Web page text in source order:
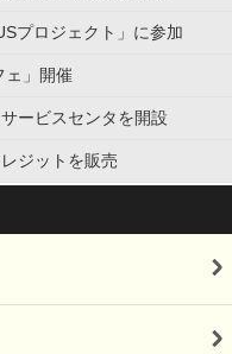
プロジェクト」に参加
ェ」開催
ービスセンタを開設
ジットを販売